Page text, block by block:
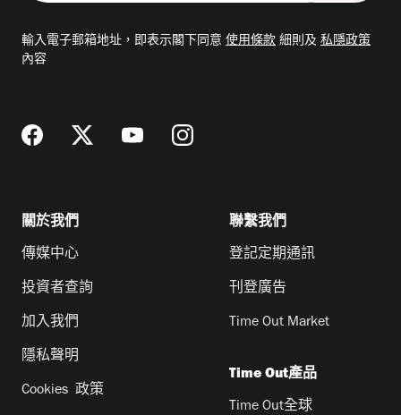
郵
輸入電子郵箱地址，即表示閣下同意 使用條款 細則及 私隱政策
內容
關於我們
傳媒中心
投資者查詢
加入我們
隱私聲明
Cookies 政策
聯繫我們
登記定期通訊
刊登廣告
Time Out Market
Time Out產品
Time Out全球